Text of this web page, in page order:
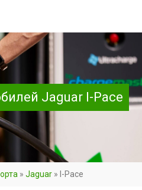
Jaguar I-Pace
» Jaguar » I-Pace